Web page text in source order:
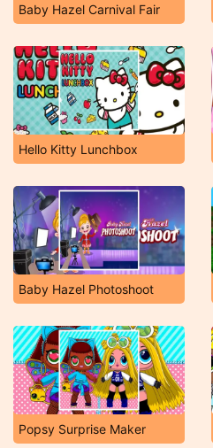
Baby Hazel Carnival Fair
Hello Kitty Lunchbox
Baby Hazel Photoshoot
Popsy Surprise Maker